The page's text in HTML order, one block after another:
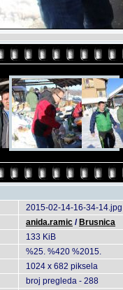
2015-02-14-16-34-14.jpg
anida.ramic / Brusnica
133 KiB
%25. %420 %2015.
1024 x 682 piksela
broj pregleda - 288